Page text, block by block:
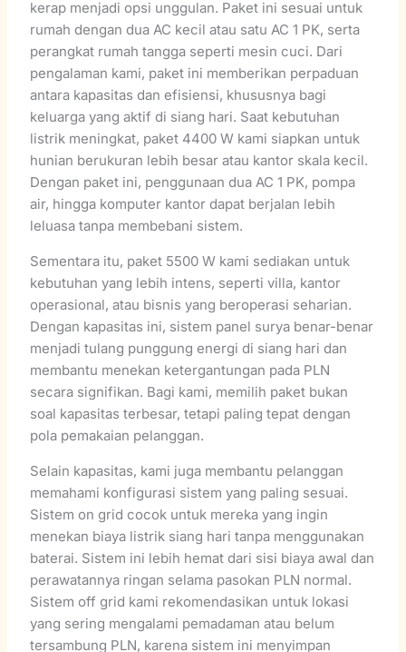
kerap menjadi opsi unggulan. Paket ini sesuai untuk
rumah dengan dua AC kecil atau satu AC 1 PK, serta
perangkat rumah tangga seperti mesin cuci. Dari
pengalaman kami, paket ini memberikan perpaduan
antara kapasitas dan efisiensi, khususnya bagi
keluarga yang aktif di siang hari. Saat kebutuhan
listrik meningkat, paket 4400 W kami siapkan untuk
hunian berukuran lebih besar atau kantor skala kecil.
Dengan paket ini, penggunaan dua AC 1 PK, pompa
air, hingga komputer kantor dapat berjalan lebih
leluasa tanpa membebani sistem.
Sementara itu, paket 5500 W kami sediakan untuk
kebutuhan yang lebih intens, seperti villa, kantor
operasional, atau bisnis yang beroperasi seharian.
Dengan kapasitas ini, sistem panel surya benar-benar
menjadi tulang punggung energi di siang hari dan
membantu menekan ketergantungan pada PLN
secara signifikan. Bagi kami, memilih paket bukan
soal kapasitas terbesar, tetapi paling tepat dengan
pola pemakaian pelanggan.
Selain kapasitas, kami juga membantu pelanggan
memahami konfigurasi sistem yang paling sesuai.
Sistem on grid cocok untuk mereka yang ingin
menekan biaya listrik siang hari tanpa menggunakan
baterai. Sistem ini lebih hemat dari sisi biaya awal dan
perawatannya ringan selama pasokan PLN normal.
Sistem off grid kami rekomendasikan untuk lokasi
yang sering mengalami pemadaman atau belum
tersambung PLN, karena sistem ini menyimpan